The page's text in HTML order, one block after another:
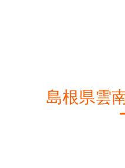
島根県雲